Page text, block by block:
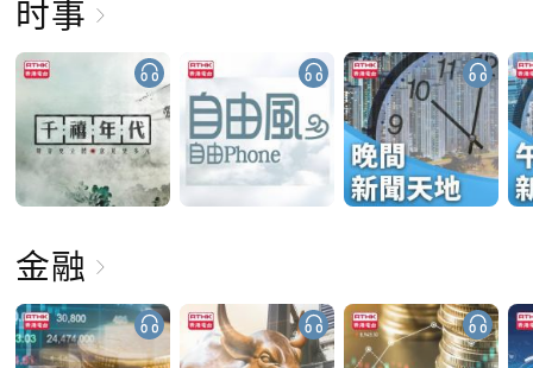
时事
金融